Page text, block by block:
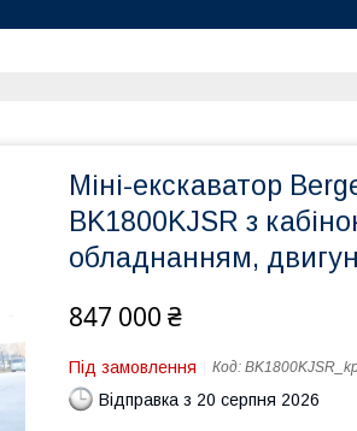
Міні-екскаватор
BK1800KJSR з
обладнанням,
847 000 ₴
Під замовлення Код:
Відправка з 20 серпня 2026